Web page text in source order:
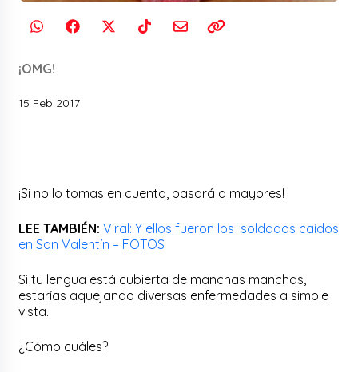
¡OMG!
15 Feb 2017
¡Si no lo tomas en cuenta, pasará a mayores!
LEE TAMBIÉN: Viral: Y ellos fueron los soldados caídos
en San Valentín – FOTOS
Si tu lengua está cubierta de manchas manchas,
estarías aquejando diversas enfermedades a simple
vista.
¿Cómo cuáles?